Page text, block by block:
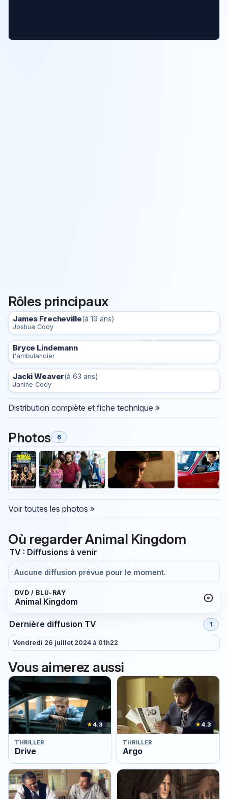
Rôles principaux
James Frecheville(à 19 ans)
Joshua Cody
Bryce Lindemann
l'ambulancier
Jacki Weaver(à 63 ans)
Janine Cody
Distribution complète et fiche technique »
Photos 6
Voir toutes les photos »
Où regarder Animal Kingdom
TV : Diffusions à venir
Aucune diffusion prévue pour le moment.
DVD / BLU-RAY
Animal Kingdom
Dernière diffusion TV 1
Vendredi 26 juillet 2024 à 01h22
Vous aimerez aussi
★4.3
THRILLER
Drive
★4.3
THRILLER
Argo